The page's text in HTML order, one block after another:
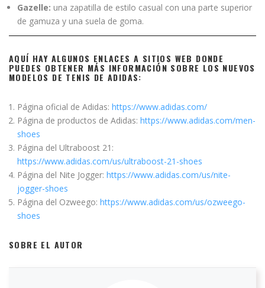
Gazelle: una zapatilla de estilo casual con una parte superior
de gamuza y una suela de goma.
AQUÍ HAY ALGUNOS ENLACES A SITIOS WEB DONDE
PUEDES OBTENER MÁS INFORMACIÓN SOBRE LOS NUEVOS
MODELOS DE TENIS DE ADIDAS:
Página oficial de Adidas: https://www.adidas.com/
Página de productos de Adidas: https://www.adidas.com/men-
shoes
Página del Ultraboost 21:
https://www.adidas.com/us/ultraboost-21-shoes
Página del Nite Jogger: https://www.adidas.com/us/nite-
jogger-shoes
Página del Ozweego: https://www.adidas.com/us/ozweego-
shoes
SOBRE EL AUTOR